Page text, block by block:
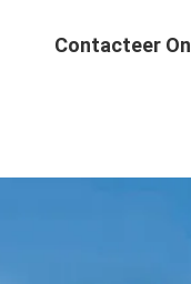
Contacteer